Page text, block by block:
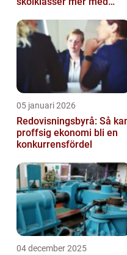
05 januari 2026
Redovisningsbyrå: Så
proffsig ekonomi bli en
konkurrensfördel
04 december 2025